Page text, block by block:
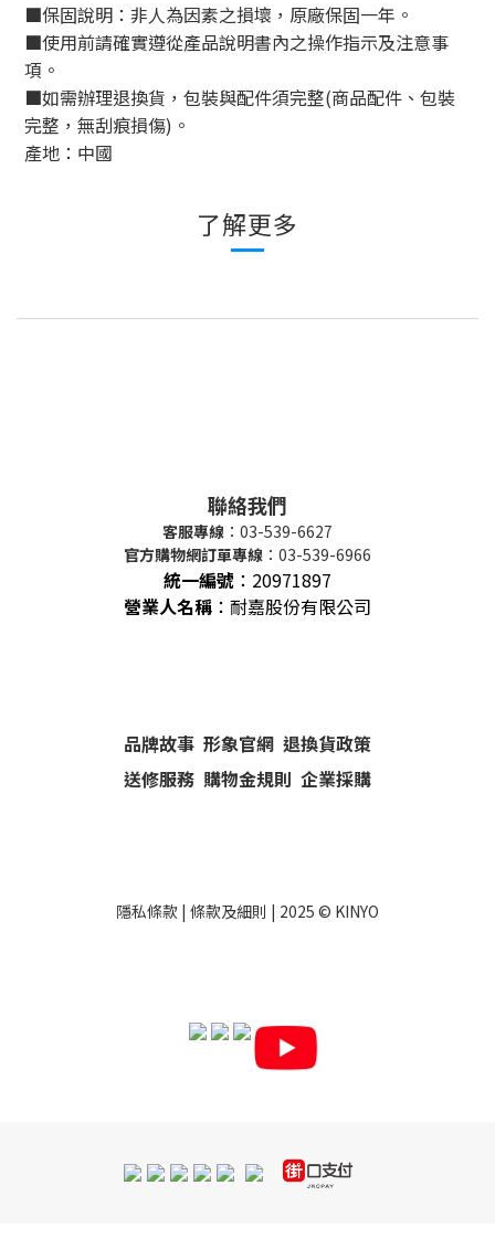
■保固說明：非人為因素之損壞，原廠保固一年。
■使用前請確實遵從產品說明書內之操作指示及注意事
項。
■如需辦理退換貨，包裝與配件須完整(商品配件、包裝
完整，無刮痕損傷) 。
產地：中國
了解更多
聯絡我們
客服專線 ：03-539-6627
官方購物網訂單專線 ：03-539-6966
統一編號 ： 20971897
營業人名稱 ：耐嘉股份有限公司
品牌故事 形象官網 退換貨政策
送修服務 購物金規則 企業採購
隱私條款 | 條款及細則 | 2025 © KINYO